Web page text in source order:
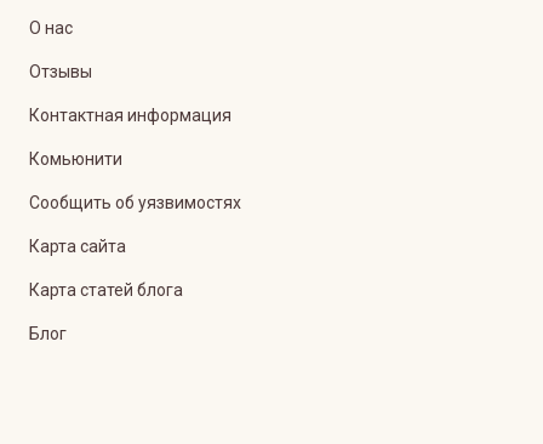
О нас
Отзывы
Контактная информация
Комьюнити
Сообщить об уязвимостях
Карта сайта
Карта статей блога
Блог